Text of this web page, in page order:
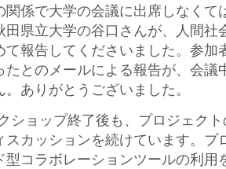
関係で大学の会議に出席しなくて
田県立大学の谷口さんが、人間社
て報告してくださいました。参加
たとのメールによる報告が、会議
。ありがとうございました。
クショップ終了後も、プロジェク
スカッションを続けています。プ
型コラボレーションツールの利用